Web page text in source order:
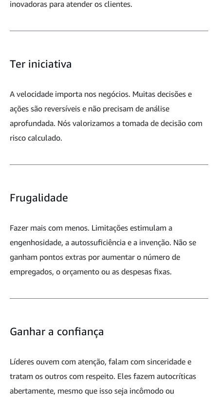
inovadoras para atender os clientes.
Ter iniciativa
A velocidade importa nos negócios. Muitas decisões e
ações são reversíveis e não precisam de análise
aprofundada. Nós valorizamos a tomada de decisão com
risco calculado.
Frugalidade
Fazer mais com menos. Limitações estimulam a
engenhosidade, a autossuficiência e a invenção. Não se
ganham pontos extras por aumentar o número de
empregados, o orçamento ou as despesas fixas.
Ganhar a confiança
Líderes ouvem com atenção, falam com sinceridade e
tratam os outros com respeito. Eles fazem autocríticas
abertamente, mesmo que isso seja incômodo ou